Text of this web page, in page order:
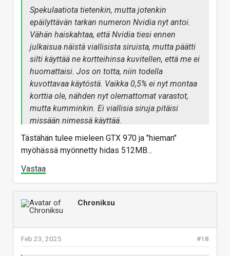
Spekulaatiota tietenkin, mutta jotenkin
epäilyttävän tarkan numeron Nvidia nyt antoi.
Vähän haiskahtaa, että Nvidia tiesi ennen
julkaisua näistä viallisista siruista, mutta päätti
silti käyttää ne kortteihinsa kuvitellen, että me ei
huomattaisi. Jos on totta, niin todella
kuvottavaa käytöstä. Vaikka 0,5% ei nyt montaa
korttia ole, nähden nyt olemattomat varastot,
mutta kumminkin. Ei viallisia siruja pitäisi
missään nimessä käyttää.
Tästähän tulee mieleen GTX 970 ja "hieman"
myöhässä myönnetty hidas 512MB...
Vastaa
Chroniksu
#18
Feb 23, 2025